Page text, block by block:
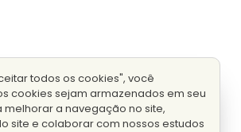
todos os cookies", você
cookies sejam armazenados em seu
melhorar a navegação no site,
site e colaborar com nossos estudos